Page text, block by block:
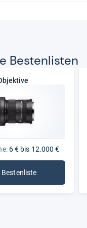
Bes­ten­lis­ten
6 € bis 12.000 €
Bestenliste
: Objektive